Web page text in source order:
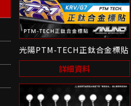
光陽PTM-TECH正鈦合金標貼
詳細資料